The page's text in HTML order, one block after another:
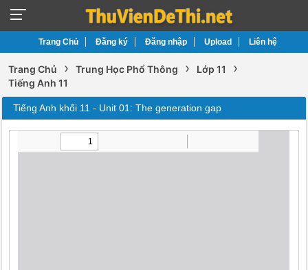
Trang Chủ Đăng ký Đăng nhập Upload Liên hệ
Trang Chủ › Trung Học Phổ Thông › Lớp 11 ›
Tiếng Anh 11
Tiếng Anh khối 11 - Unit 01: The generation gap